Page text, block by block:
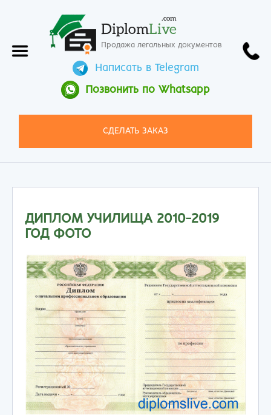
DiplomLive
.com
Продажа легальных документов
Написать в Telegram
Позвонить по Whatsapp
СДЕЛАТЬ ЗАКАЗ
ДИПЛОМ УЧИЛИЩА 2010-2019
ГОД ФОТО